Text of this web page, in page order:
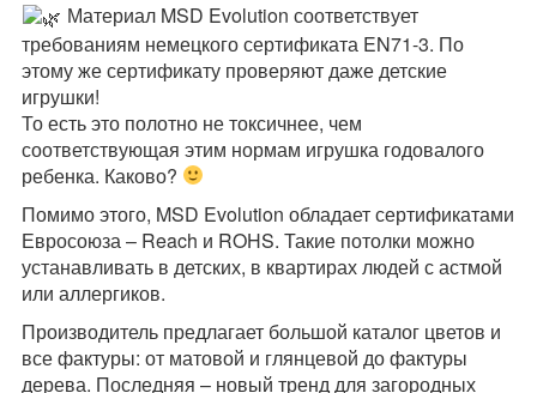
Материал MSD Evolution соответствует
требованиям немецкого сертификата EN71-3. По
этому же сертификату проверяют даже детские
игрушки!
То есть это полотно не токсичнее, чем
соответствующая этим нормам игрушка годовалого
ребенка. Каково?
Помимо этого, MSD Evolution обладает сертификатами
Евросоюза – Reach и ROHS. Такие потолки можно
устанавливать в детских, в квартирах людей с астмой
или аллергиков.
Производитель предлагает большой каталог цветов и
все фактуры: от матовой и глянцевой до фактуры
дерева. Последняя – новый тренд для загородных